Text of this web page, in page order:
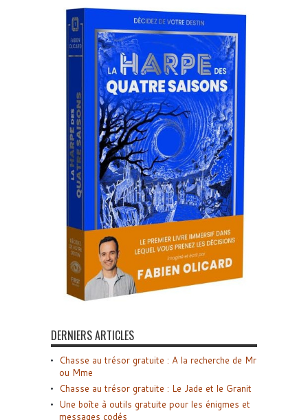
DERNIERS ARTICLES
Chasse au trésor gratuite : A la recherche de Mr
ou Mme
Chasse au trésor gratuite : Le Jade et le Granit
Une boîte à outils gratuite pour les énigmes et
messages codés